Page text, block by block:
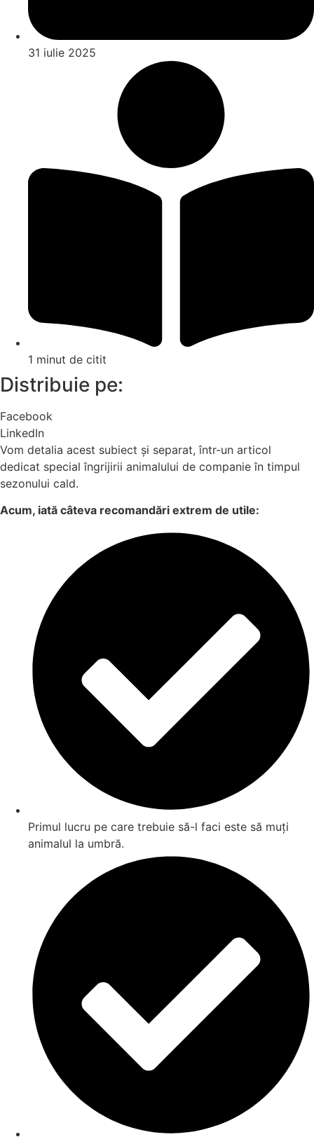
31 iulie 2025
1 minut de citit
Distribuie pe:
Facebook
LinkedIn
Vom detalia acest subiect și separat, într-un articol
dedicat special îngrijirii animalului de companie în timpul
sezonului cald.
Acum, iată câteva recomandări extrem de utile:
Primul lucru pe care trebuie să-l faci este să muți
animalul la umbră.